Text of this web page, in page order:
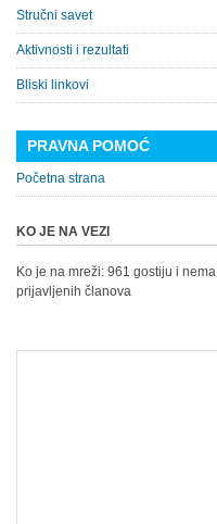
Stručni savet
Aktivnosti i rezultati
Bliski linkovi
PRAVNA POMOĆ
Početna strana
KO JE NA VEZI
Ko je na mreži: 961 gostiju i nema
prijavljenih članova